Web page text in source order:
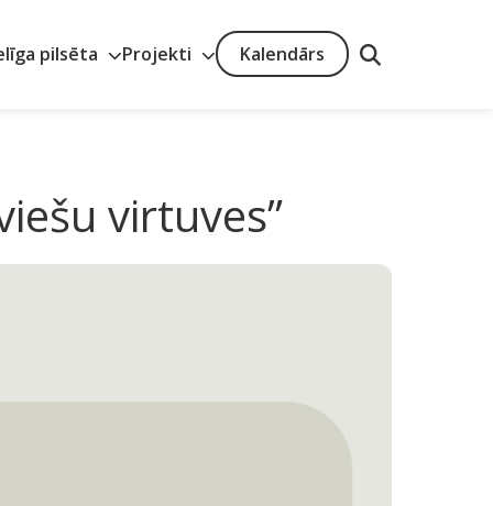
pilsēta Projekti Kalendārs
virtuves”